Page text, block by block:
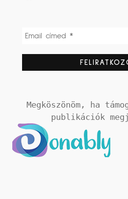
Megköszönöm, ha
publikációk